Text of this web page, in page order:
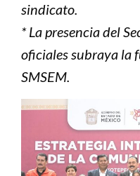
sindicato.
* La presencia del
oficiales subraya la
SMSEM.